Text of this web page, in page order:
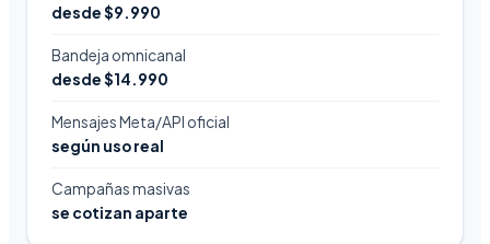
desde $9.990
Bandeja omnicanal
desde $14.990
Mensajes Meta/API oficial
según uso real
Campañas masivas
se cotizan aparte